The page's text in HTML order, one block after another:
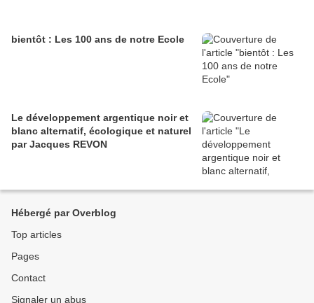
bientôt : Les 100 ans de notre Ecole
Le développement argentique noir et
blanc alternatif, écologique et naturel
par Jacques REVON
Hébergé par Overblog
Top articles
Pages
Contact
Signaler un abus